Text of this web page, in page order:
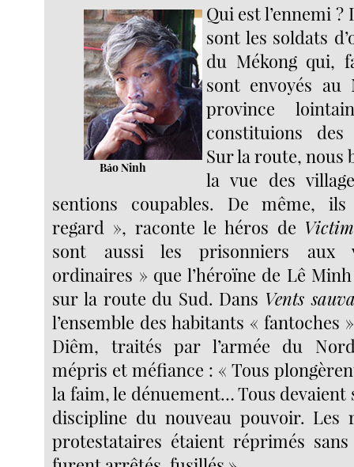
Bảo Ninh
Qui est l’ennemi ?
sont les soldats
du Mékong qui,
sont envoyés au
province
constituions des
Sur la route, nous
la vue des
sentions coupables. De même,
regard », raconte le héros de
sont aussi les prisonniers aux
ordinaires » que l’héroïne de Lê
sur la route du Sud. Dans Vents
l’ensemble des habitants « fantoches »
Diêm, traités par l’armée du
mépris et méfiance : « Tous
la faim, le dénuement… Tous devaient
discipline du nouveau pouvoir. Les
protestataires étaient réprimés